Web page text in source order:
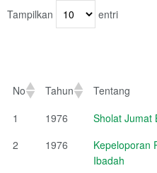
Tampilkan entri
No Tahun
Tentang
No
Tahun Tentang
1 1976
Sholat Jumat
2
1976
Kepeloporan
Ibadah